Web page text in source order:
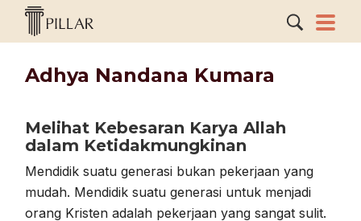
Adhya Nandana Kumara
Melihat Kebesaran Karya Allah
dalam Ketidakmungkinan
Mendidik suatu generasi bukan pekerjaan yang
mudah. Mendidik suatu generasi untuk menjadi
orang Kristen adalah pekerjaan yang sangat sulit.